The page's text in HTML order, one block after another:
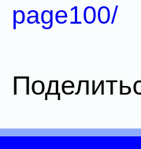
page100/